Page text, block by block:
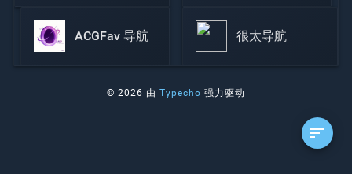
ACGFav 导航 很太导航
© 2026 由Typecho 强力驱动
sort